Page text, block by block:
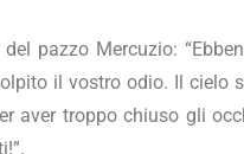
pazzo Mercuzio:
il vostro odio. Il cielo
aver troppo chiuso gli